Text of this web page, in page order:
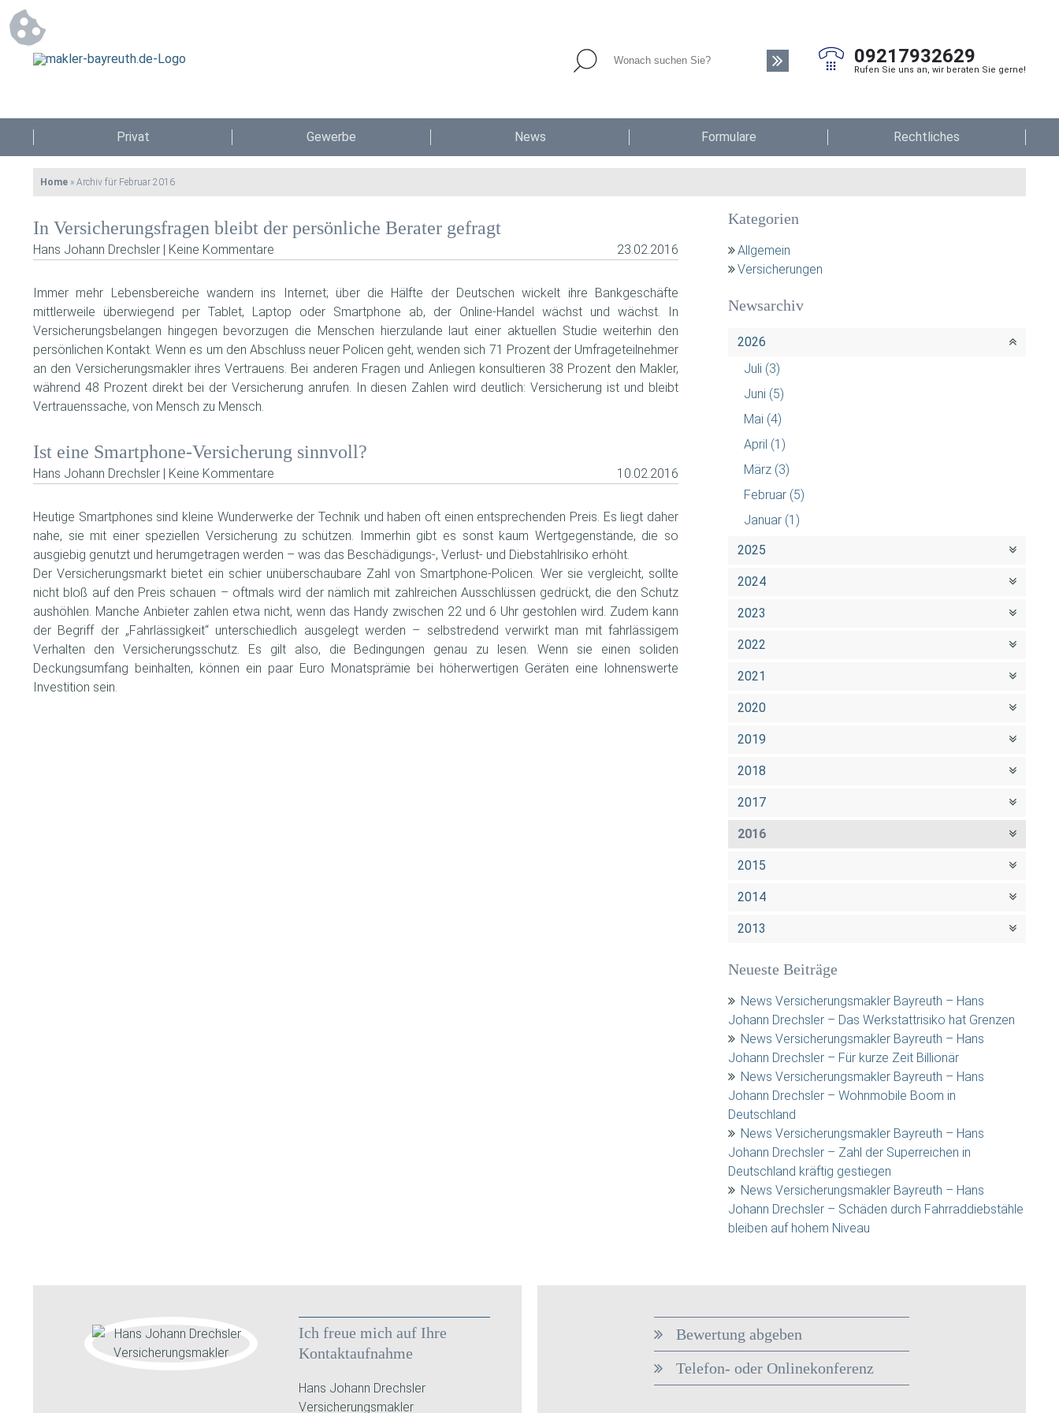
09217932629
Rufen Sie uns an, wir beraten Sie gerne!
Privat Gewerbe News Formulare Rechtliches
Home » Archiv für Februar 2016
In Versicherungsfragen bleibt der persönliche Berater gefragt
Hans Johann Drechsler | Keine Kommentare 23.02.2016
Immer mehr Lebensbereiche wandern ins Internet; über die Hälfte der Deutschen wickelt ihre Bankgeschäfte
mittlerweile überwiegend per Tablet, Laptop oder Smartphone ab, der Online-Handel wächst und wächst. In
Versicherungsbelangen hingegen bevorzugen die Menschen hierzulande laut einer aktuellen Studie weiterhin den
persönlichen Kontakt. Wenn es um den Abschluss neuer Policen geht, wenden sich 71 Prozent der Umfrageteilnehmer
an den Versicherungsmakler ihres Vertrauens. Bei anderen Fragen und Anliegen konsultieren 38 Prozent den Makler,
während 48 Prozent direkt bei der Versicherung anrufen. In diesen Zahlen wird deutlich: Versicherung ist und bleibt
Vertrauenssache, von Mensch zu Mensch.
Ist eine Smartphone-Versicherung sinnvoll?
Hans Johann Drechsler | Keine Kommentare 10.02.2016
Heutige Smartphones sind kleine Wunderwerke der Technik und haben oft einen entsprechenden Preis. Es liegt daher
nahe, sie mit einer speziellen Versicherung zu schützen. Immerhin gibt es sonst kaum Wertgegenstände, die so
ausgiebig genutzt und herumgetragen werden – was das Beschädigungs-, Verlust- und Diebstahlrisiko erhöht.
Der Versicherungsmarkt bietet ein schier unüberschaubare Zahl von Smartphone-Policen. Wer sie vergleicht, sollte
nicht bloß auf den Preis schauen – oftmals wird der nämlich mit zahlreichen Ausschlüssen gedrückt, die den Schutz
aushöhlen. Manche Anbieter zahlen etwa nicht, wenn das Handy zwischen 22 und 6 Uhr gestohlen wird. Zudem kann
der Begriff der „Fahrlässigkeit“ unterschiedlich ausgelegt werden – selbstredend verwirkt man mit fahrlässigem
Verhalten den Versicherungsschutz. Es gilt also, die Bedingungen genau zu lesen. Wenn sie einen soliden
Deckungsumfang beinhalten, können ein paar Euro Monatsprämie bei höherwertigen Geräten eine lohnenswerte
Investition sein.
Kategorien
Allgemein
Versicherungen
Newsarchiv
2026
Juli (3)
Juni (5)
Mai (4)
April (1)
März (3)
Februar (5)
Januar (1)
2025
2024
2023
2022
2021
2020
2019
2018
2017
2016
2015
2014
2013
Neueste Beiträge
News Versicherungsmakler Bayreuth – Hans
Johann Drechsler – Das Werkstattrisiko hat Grenzen
News Versicherungsmakler Bayreuth – Hans
Johann Drechsler – Für kurze Zeit Billionär
News Versicherungsmakler Bayreuth – Hans
Johann Drechsler – Wohnmobile Boom in
Deutschland
News Versicherungsmakler Bayreuth – Hans
Johann Drechsler – Zahl der Superreichen in
Deutschland kräftig gestiegen
News Versicherungsmakler Bayreuth – Hans
Johann Drechsler – Schäden durch Fahrraddiebstähle
bleiben auf hohem Niveau
Ich freue mich auf Ihre
Kontaktaufnahme
Hans Johann Drechsler
Versicherungsmakler
Bewertung abgeben
Telefon- oder Onlinekonferenz